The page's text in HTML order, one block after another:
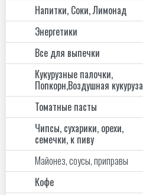
Напитки, Соки, Лимонад
Энергетики
Все для выпечки
Кукурузные палочки,
Попкорн,Воздушная кукуруза
Томатные пасты
Чипсы, сухарики, орехи,
семечки, к пиву
Майонез, соусы, приправы
Кофе